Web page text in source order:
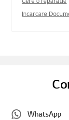
Incarcare
WhatsApp